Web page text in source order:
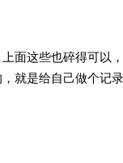
面这些也碎得可以
就是给自己做个记录